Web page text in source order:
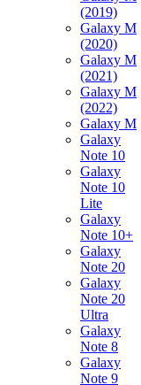
(2019)
Galaxy M
(2020)
Galaxy M
(2021)
Galaxy M
(2022)
Galaxy M
Galaxy
Note 10
Galaxy
Note 10
Lite
Galaxy
Note 10+
Galaxy
Note 20
Galaxy
Note 20
Ultra
Galaxy
Note 8
Galaxy
Note 9